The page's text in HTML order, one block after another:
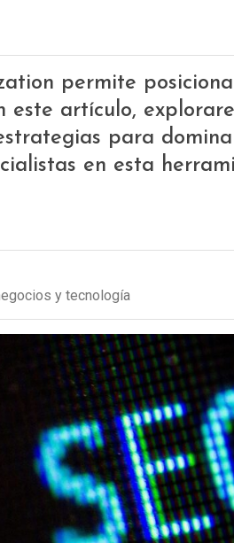
permite
este artículo,
para
en esta
y tecnología